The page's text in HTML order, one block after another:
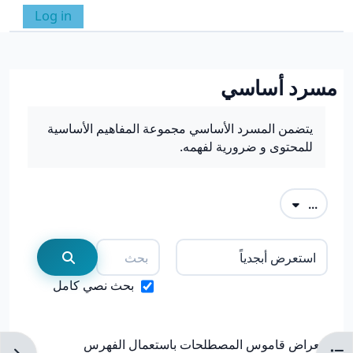
واجهة جانبية
تبديل إدخال البحث
Log in
مسرد أساسي
يتضمن المسرد الأساسي مجموعة المفاهيم الأساسية
للمحتوى و ضرورية لفهمه.
... تصدير المصطلحات
استعراض قاموس المصطلحات باستعمال الفهرس
بحث
بحث
بحث نصي كامل
استعراض قاموس المصطلحات باستعمال الفهرس